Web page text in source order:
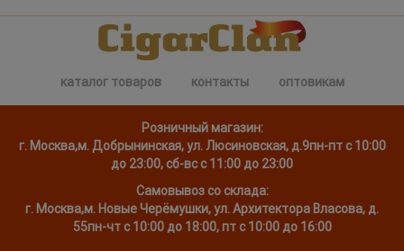
каталог товаров контакты оптовикам
Розничный магазин:
г. Москва,м. Добрынинская, ул. Люсиновская, д.9пн-пт с 10:00
до 23:00, сб-вс с 11:00 до 23:00
Самовывоз со склада:
г. Москва,м. Новые Черёмушки, ул. Архитектора Власова, д.
55пн-чт с 10:00 до 18:00, пт с 10:00 до 16:00